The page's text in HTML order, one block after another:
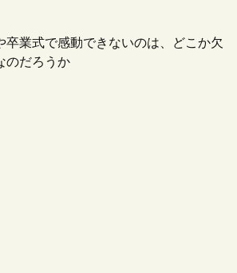
卒業式で感動できないのは、どこか欠
のだろうか